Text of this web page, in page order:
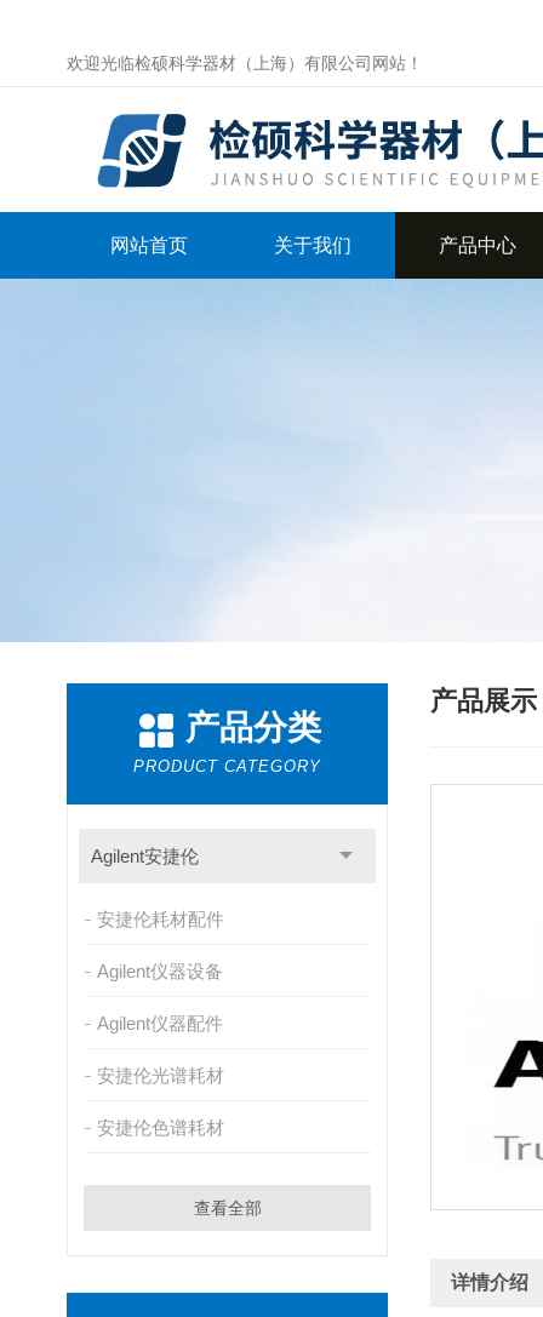
欢迎光临检硕科学器材（上海）有限公司网站！
网站首页 关于我们 产品中心
产品分类
PRODUCT CATEGORY
Agilent安捷伦
安捷伦耗材配件
Agilent仪器设备
Agilent仪器配件
安捷伦光谱耗材
安捷伦色谱耗材
查看全部
产品展示
详情介绍